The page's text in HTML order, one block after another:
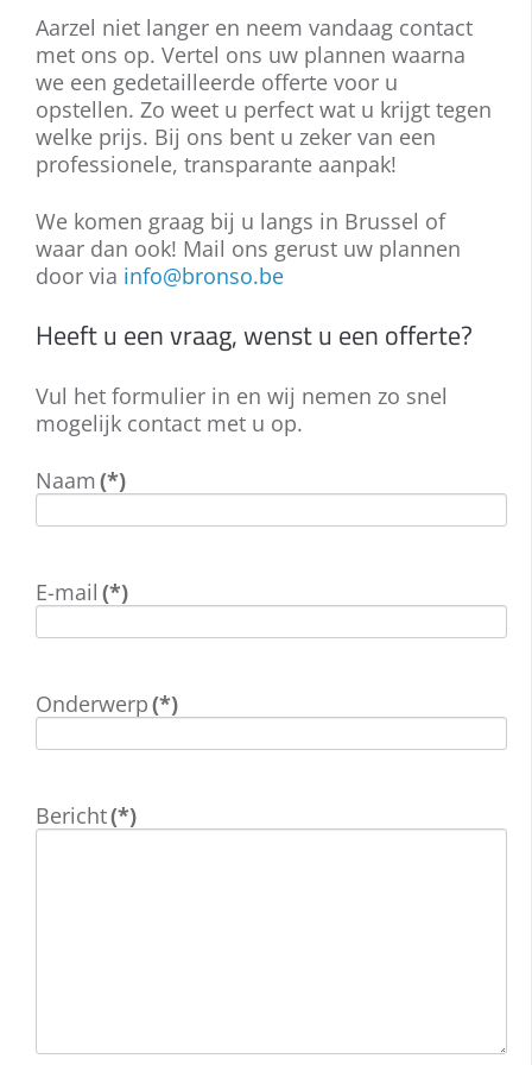
Aarzel niet langer en neem vandaag contact
met ons op. Vertel ons uw plannen waarna
we een gedetailleerde offerte voor u
opstellen. Zo weet u perfect wat u krijgt tegen
welke prijs. Bij ons bent u zeker van een
professionele, transparante aanpak!
We komen graag bij u langs in Brussel of
waar dan ook! Mail ons gerust uw plannen
door via info@bronso.be
Heeft u een vraag, wenst u een offerte?
Vul het formulier in en wij nemen zo snel
mogelijk contact met u op.
Naam(*)
E-mail (*)
Onderwerp(*)
Bericht(*)